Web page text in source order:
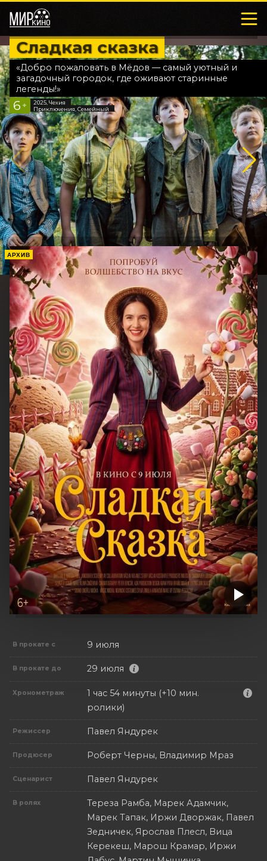
Сладкая сказка
«Добро пожаловать в Мёдов — самый уютный и
загадочный городок, где оживают старинные
легенды!»
6 +
2025, Чехия
Приключения, Семейный
АРХИВ
В прокате с 9 июля
В прокате до 29 июля
Хронометраж
1 час 54 минуты (+10 мин.
ролики)
Режиссер Павел Яндурек
Продюсер Роберт Черны, Владимир Мраз
Сценарист Павел Яндурек
В ролях
Тереза Рамба, Марек Адамчик,
Марек Тапак, Иржи Дворжак, Павел
Зедничек, Ярослав Плесл, Вица
Керекеш, Марош Крамар, Иржи